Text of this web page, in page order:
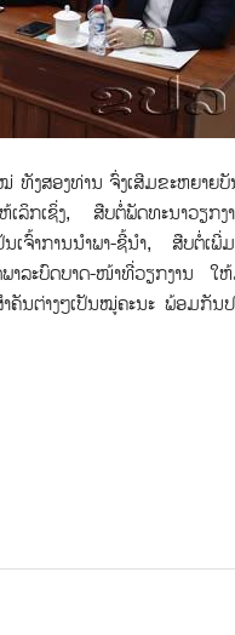
ງສອງທ່ານ ຈົ່ງເສີມຂະຫຍາຍ
ກເຊິ່ງ, ສືບຕໍ່ພັດທະນາວຽກງ
ຈົ້າການນໍາພາ-ຊີ້ນຳ, ສືບຕໍ່ເພີ່
ລະບົດບາດ-ໜ້າທີ່ວຽກງານ ໃ
ນຕ່າງໆເປັນໝູ່ຄະນະ ພ້ອມກັນ